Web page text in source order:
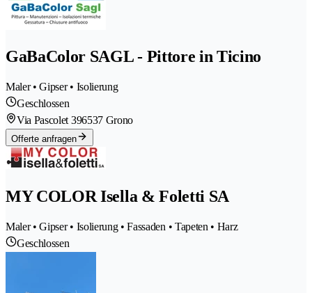
GaBaColor SAGL - Pittore in Ticino
Maler • Gipser • Isolierung
Geschlossen
Via Pascolet 396537 Grono
Offerte anfragen
MY COLOR Isella & Foletti SA
Maler • Gipser • Isolierung • Fassaden • Tapeten • Harz
Geschlossen